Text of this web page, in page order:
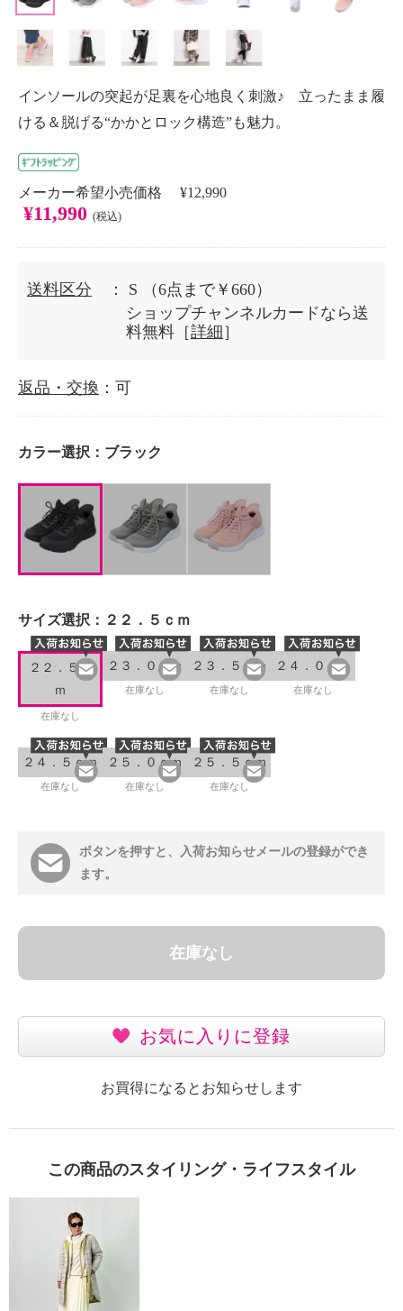
インソールの突起が足裏を心地良く刺激♪ 立ったまま履
ける＆脱げる“かかとロック構造”も魅力。
メーカー希望小売価格 ¥12,990
¥11,990 (税込)
送料区分 ： S
（6点まで￥660）
ショップチャンネルカードなら送
料無料［詳細 ］
返品・交換 ：可
カラー選択： ブラック
サイズ選択： ２２．５ｃｍ
２２．５ｃ
ｍ
在庫なし
２３．０ｃｍ
在庫なし
２３．５ｃｍ
在庫なし
２４．０ｃｍ
在庫なし
２４．５ｃｍ
在庫なし
２５．０ｃｍ
在庫なし
２５．５ｃｍ
在庫なし
ボタンを押すと、入荷お知らせメールの登録ができ
ます。
在庫なし
お気に入りに登録
お買得になるとお知らせします
この商品のスタイリング・ライフスタイル